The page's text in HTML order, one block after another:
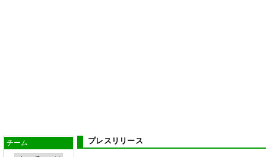
チーム プレスリリース